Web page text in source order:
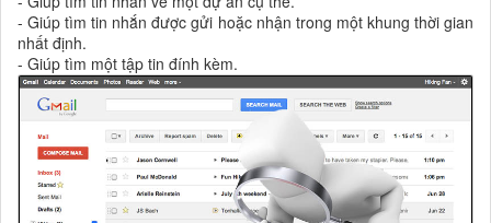
- Giúp tìm tin nhắn được gửi hoặc nhận trong một khung thời gian
nhất định.
- Giúp tìm một tập tin đính kèm.